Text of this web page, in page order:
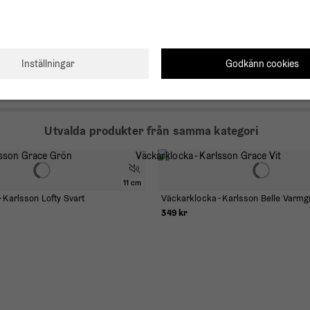
Utvalda produkter från samma kategori
11 cm
Karlsson Lofty Svart
Väckarklocka - Karlsson Belle
349 kr
Inställningar Godkänn cookies